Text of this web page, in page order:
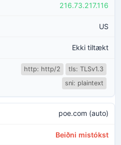
216.73.217.116
US
Ekki tiltækt
http: http/2
tls: TLSv1.3
sni: plaintext
poe.com (auto)
Beiðni mistókst